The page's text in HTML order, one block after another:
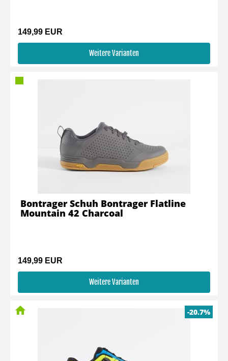
149,99 EUR
Weitere Varianten
149,99 EUR
Weitere Varianten
Bontrager Schuh Bontrager Flatline
Mountain 42 Charcoal
-20.7%